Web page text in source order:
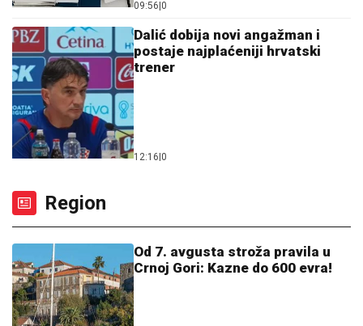
09:56 0
Dalić dobija novi angažman i
postaje najplaćeniji hrvatski
trener
12:16 0
Region
Od 7. avgusta stroža pravila u
Crnoj Gori: Kazne do 600 evra!